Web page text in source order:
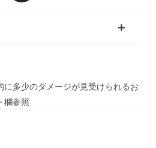
に多少のダメージが見受けられるお
欄参照